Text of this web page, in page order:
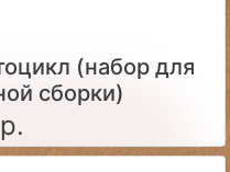
(набор для
сборки)